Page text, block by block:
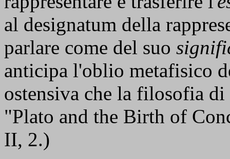
al designatum della
parlare come del suo
anticipa l'oblio metafisico
ostensiva che la filosofia
"Plato and the Birth of
II, 2.)